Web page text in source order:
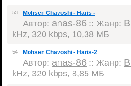
53 Mohsen Chavoshi - Haris -
Автор: anas-86 :: Жанр:
kHz, 320 kbps, 10,38 МБ
54 Mohsen Chavoshi - Haris-2
Автор: anas-86 :: Жанр:
kHz, 320 kbps, 8,85 МБ